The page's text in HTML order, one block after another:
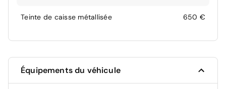
Teinte de caisse métallisée 650 €
Équipements du véhicule